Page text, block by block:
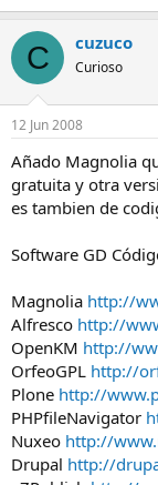
C cuzuco
Curioso
12 Jun 2008
Añado Magnolia
gratuita y otra
es tambien de
Software GD
Magnolia http://
Alfresco http://
OpenKM http://
OrfeoGPL http://
Plone http://
PHPfileNavigator
Nuxeo http://
Drupal http://